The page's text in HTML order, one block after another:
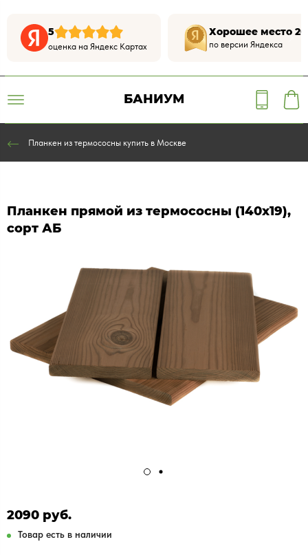
5
оценка на Яндекс Картах
Хорошее место
по версии Яндекса
БАНИУМ
Планкен из термососны купить в Москве
Планкен прямой из термососны (140х19),
сорт АБ
2090 руб.
Товар есть в наличии